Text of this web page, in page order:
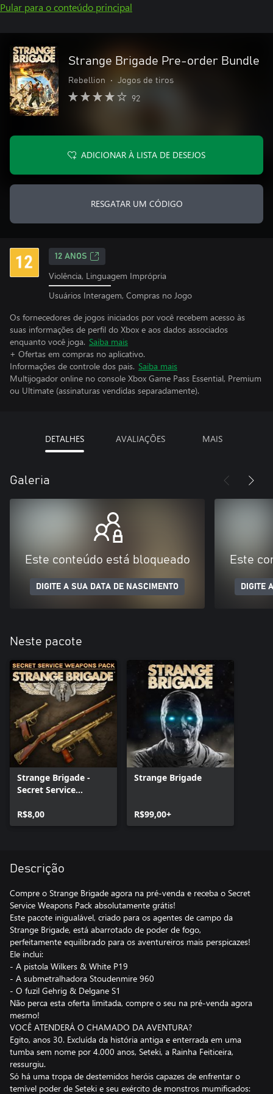
Pular para o conteúdo principal
Strange Brigade Pre-order Bundle
Rebellion • Jogos de tiros
92
ADICIONAR À LISTA DE DESEJOS
RESGATAR UM CÓDIGO
12 ANOS
Violência, Linguagem Imprópria
Usuários Interagem, Compras no Jogo
Os fornecedores de jogos iniciados por você recebem acesso às
suas informações de perfil do Xbox e aos dados associados
enquanto você joga. Saiba mais
+ Ofertas em compras no aplicativo.
Informações de controle dos pais. Saiba mais
Multijogador online no console Xbox Game Pass Essential, Premium
ou Ultimate (assinaturas vendidas separadamente).
DETALHES AVALIAÇÕES MAIS
Galeria
Este conteúdo está bloqueado
DIGITE A SUA DATA DE NASCIMENTO
Este
DIGITE
Neste pacote
Strange Brigade -
Secret Service
R$8,00
Strange Brigade
R$99,00+
Descrição
Compre o Strange Brigade agora na pré-venda e receba o Secret
Service Weapons Pack absolutamente grátis!
Este pacote inigualável, criado para os agentes de campo da
Strange Brigade, está abarrotado de poder de fogo,
perfeitamente equilibrado para os aventureiros mais perspicazes!
Ele inclui:
- A pistola Wilkers & White P19
- A submetralhadora Stoudenmire 960
- O fuzil Gehrig & Delgane S1
Não perca esta oferta limitada, compre o seu na pré-venda agora
mesmo!
VOCÊ ATENDERÁ O CHAMADO DA AVENTURA?
Egito, anos 30. Excluída da história antiga e enterrada em uma
tumba sem nome por 4.000 anos, Seteki, a Rainha Feiticeira,
ressurgiu.
Só há uma tropa de destemidos heróis capazes de enfrentar o
temível poder de Seteki e seu exército de monstros mumificados: